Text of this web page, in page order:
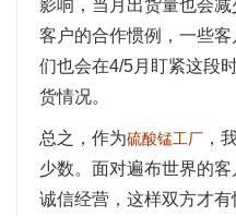
影响，当月出货量也会
客户的合作惯例，一些
们也会在4/5月盯紧这段
货情况。
总之，作为硫酸锰工厂 ，
少数。面对遍布世界的客
诚信经营，这样双方才有